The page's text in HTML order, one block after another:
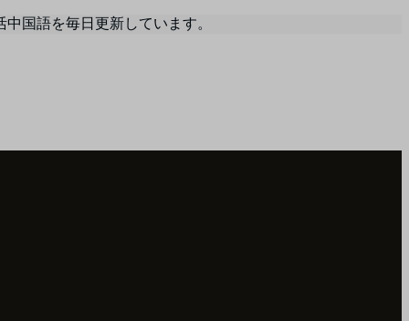
国語を毎日更新しています。